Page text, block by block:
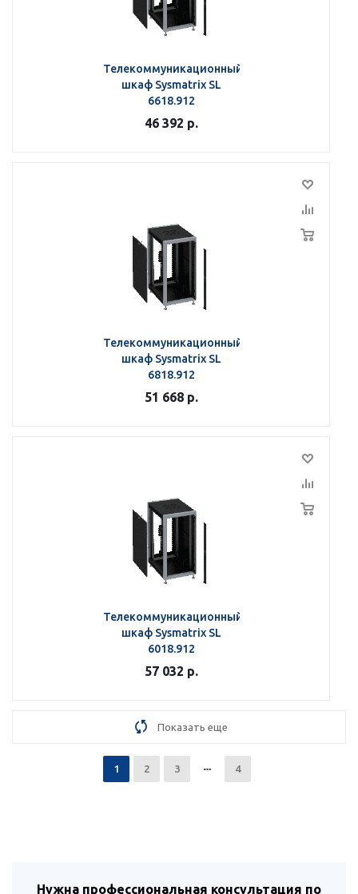
Телекоммуникационный
шкаф Sysmatrix SL
6618.912
46 392 р.
Телекоммуникационный
шкаф Sysmatrix SL
6818.912
51 668 р.
Телекоммуникационный
шкаф Sysmatrix SL
6018.912
57 032 р.
Показать еще
1 2 3 4
Нужна профессиональная консультация по